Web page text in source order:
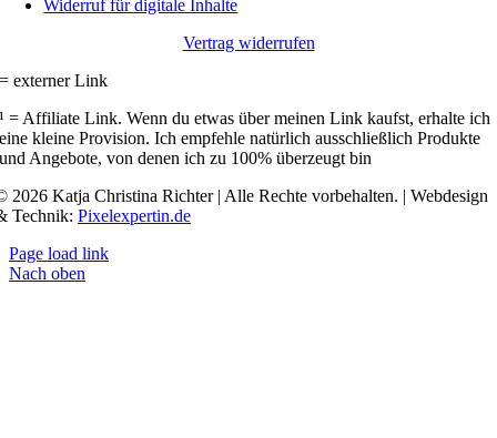
Widerruf für digitale Inhalte
Vertrag widerrufen
= externer Link
¹ = Affiliate Link. Wenn du etwas über meinen Link kaufst, erhalte ich
eine kleine Provision. Ich empfehle natürlich ausschließlich Produkte
und Angebote, von denen ich zu 100% überzeugt bin
2026 Katja Christina Richter | Alle Rechte vorbehalten. | Webdesign
Technik:Pixelexpertin.de
Page load link
Nach oben